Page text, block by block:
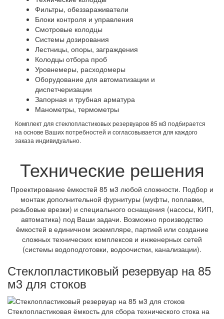
Фильтры, обеззараживатели
Блоки контроля и управления
Смотровые колодцы
Системы дозирования
Лестницы, опоры, заграждения
Колодцы отбора проб
Уровнемеры, расходомеры
Оборудование для автоматизации и
диспетчеризации
Запорная и трубная арматура
Манометры, термометры
Комплект для стеклопластиковых резервуаров 85 м3 подбирается
на основе Ваших потребностей и согласовывается для каждого
заказа индивидуально.
Технические решения
Проектирование ёмкостей 85 м3 любой сложности. Подбор и
монтаж дополнительной фурнитуры (муфты, поплавки,
резьбовые врезки) и специального оснащения (насосы, КИП,
автоматика) под Ваши задачи. Возможно производство
ёмкостей в единичном экземпляре, партией или создание
сложных технических комплексов и инженерных сетей
(системы водоподготовки, водоочистки, канализации).
Стеклопластиковый резервуар на 85
м3 для стоков
Стеклопластиковая ёмкость для сбора технического стока на